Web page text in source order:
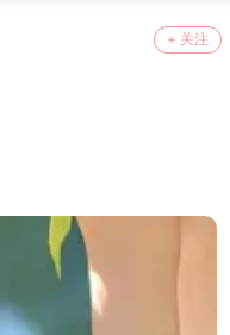
+ 关注